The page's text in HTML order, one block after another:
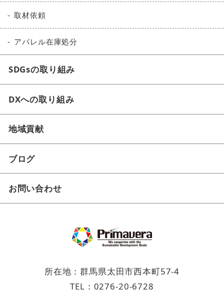
取材依頼
アパレル在庫処分
SDGsの取り組み
DXへの取り組み
地域貢献
ブログ
お問い合わせ
所在地：群馬県太田市西本町57-4
TEL： 0276-20-6728